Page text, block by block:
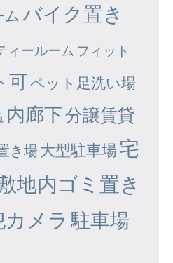
ム バイク置き
ィールーム フィット
可ペット足洗い場
内廊下分譲賃貸
き場大型駐車場宅
地内ゴミ置き
メラ 駐車場